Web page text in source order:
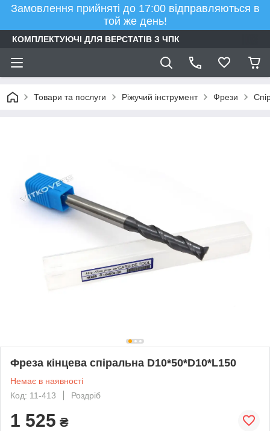
Замовлення прийняті до 17:00 відправляються в
той же день!
КОМПЛЕКТУЮЧІ ДЛЯ ВЕРСТАТІВ З ЧПК
Товари та послуги Ріжучий інструмент Фрези
Фреза кінцева спіральна D10*50*D10*L150
Немає в наявності
Код: 11-413
Роздріб
1 525 ₴